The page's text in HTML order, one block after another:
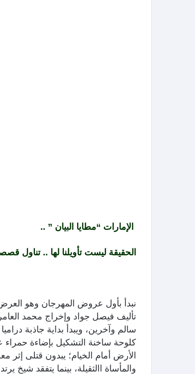
الإمارات “مطايا البيان ” ..
الحقيقة ليست تأويلنا لها .. تناول
نبدأ بأول عروض المهرجان وهو
تأليف فيصل جواد وإخراج محمد
سالم وآخرين، ويبدأ بداية جاذبة
كلوحة ساخنة التشكيل بإضاءة
الأرض أمام الخيام؛ يبدون قتلى إثر
والمأساة االثقيلة، بينما يتفقد شيخ